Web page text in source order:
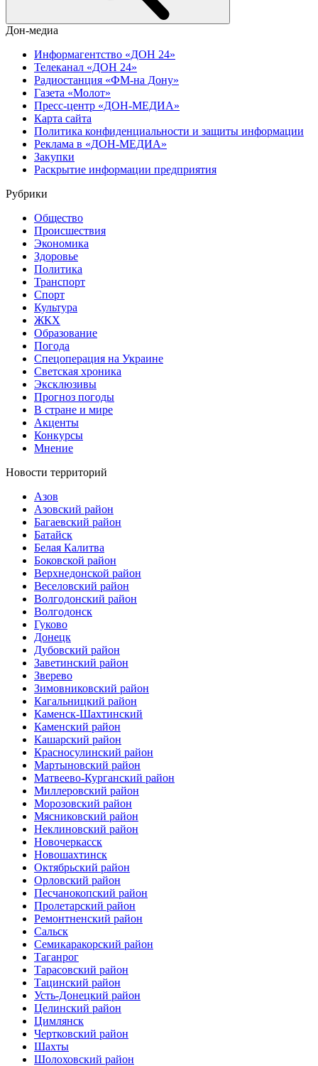
Дон-медиа
Информагентство «ДОН 24»
Телеканал «ДОН 24»
Радиостанция «ФМ-на Дону»
Газета «Молот»
Пресс-центр «ДОН-МЕДИА»
Карта сайта
Политика конфиденциальности и защиты информации
Реклама в «ДОН-МЕДИА»
Закупки
Раскрытие информации предприятия
Рубрики
Общество
Происшествия
Экономика
Здоровье
Политика
Транспорт
Спорт
Культура
ЖКХ
Образование
Погода
Спецоперация на Украине
Светская хроника
Эксклюзивы
Прогноз погоды
В стране и мире
Акценты
Конкурсы
Мнение
Новости территорий
Азов
Азовский район
Багаевский район
Батайск
Белая Калитва
Боковской район
Верхнедонской район
Веселовский район
Волгодонский район
Волгодонск
Гуково
Донецк
Дубовский район
Заветинский район
Зверево
Зимовниковский район
Кагальницкий район
Каменск-Шахтинский
Каменский район
Кашарский район
Красносулинский район
Мартыновский район
Матвеево-Курганский район
Миллеровский район
Морозовский район
Мясниковский район
Неклиновский район
Новочеркасск
Новошахтинск
Октябрьский район
Орловский район
Песчанокопский район
Пролетарский район
Ремонтненский район
Сальск
Семикаракорский район
Таганрог
Тарасовский район
Тацинский район
Усть-Донецкий район
Целинский район
Цимлянск
Чертковский район
Шахты
Шолоховский район